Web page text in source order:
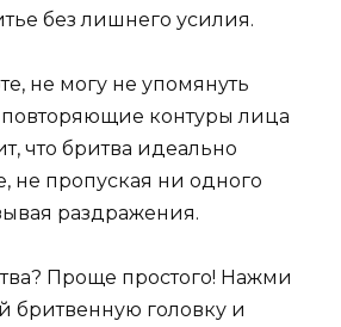
без лишнего усилия.
не могу не упомянуть
повторяющие контуры лица
что бритва идеально
не пропуская ни одного
раздражения.
Проще простого! Нажми
бритвенную головку и